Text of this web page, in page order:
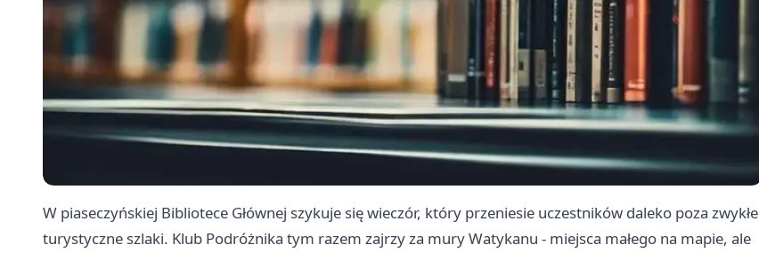
W piaseczyńskiej Bibliotece Głównej szykuje się wieczór, który przeniesie uczestników daleko poza zwykłe
turystyczne szlaki. Klub Podróżnika tym razem zajrzy za mury Watykanu - miejsca małego na mapie, ale